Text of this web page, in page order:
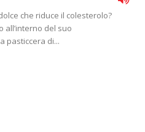
che riduce il colesterolo?
all’interno del suo
pasticcera di...